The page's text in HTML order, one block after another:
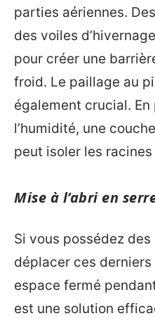
parties aériennes.
des voiles
pour créer une
froid. Le paillage au
également crucial.
l’humidité, une
peut isoler les
Mise à l’abri en
Si vous possédez des
déplacer ces derniers
espace fermé
est une solution